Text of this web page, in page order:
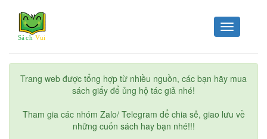
Toggle
navigation
Trang web được tổng hợp từ nhiều nguồn, các bạn hãy mua
sách giấy để ủng hộ tác giả nhé!
Tham gia các nhóm Zalo/ Telegram để chia sẻ, giao lưu về
những cuốn sách hay bạn nhé!!!